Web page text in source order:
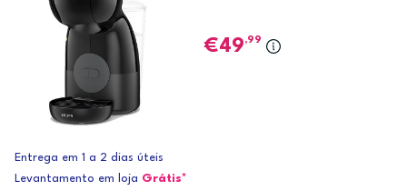
49,99
Entrega em 1 a 2 dias úteis
Levantamento em loja Grátis*